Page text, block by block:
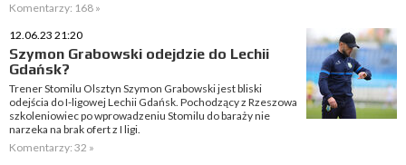
Komentarzy: 168 »
12.06.23 21:20
Szymon Grabowski odejdzie do Lechii
Gdańsk?
Trener Stomilu Olsztyn Szymon Grabowski jest bliski
odejścia do I-ligowej Lechii Gdańsk. Pochodzący z Rzeszowa
szkoleniowiec po wprowadzeniu Stomilu do baraży nie
narzeka na brak ofert z I ligi.
Komentarzy: 32 »